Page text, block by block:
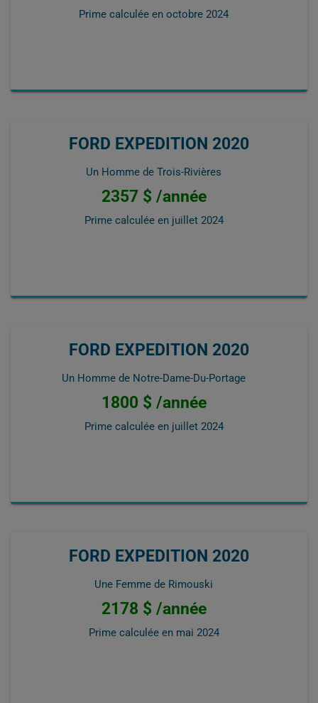
Prime calculée en octobre 2024
FORD EXPEDITION 2020
Un Homme de Trois-Rivières
2357 $ /année
Prime calculée en juillet 2024
FORD EXPEDITION 2020
Un Homme de Notre-Dame-Du-Portage
1800 $ /année
Prime calculée en juillet 2024
FORD EXPEDITION 2020
Une Femme de Rimouski
2178 $ /année
Prime calculée en mai 2024